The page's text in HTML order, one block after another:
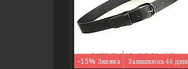
–15% Залишилось 46 днів